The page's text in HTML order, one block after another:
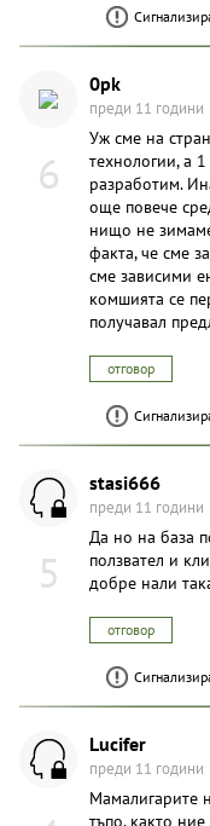
6
0pk
преди 11 години
Уж сме на
технологии, а
разработим.
още повече
нищо не
факта, че сме
сме зависими
комшията се
получавал
отговор
5
stasi666
преди 11 години
Да но на база
ползвател и
добре нали
отговор
Lucifer
преди 11 години
Мамалигарите
тъпо, както